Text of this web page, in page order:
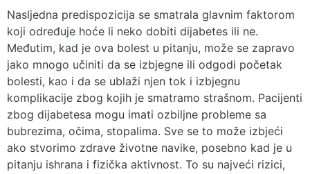
Nasljedna predispozicija se smatrala glavnim faktorom
koji određuje hoće li neko dobiti dijabetes ili ne.
Međutim, kad je ova bolest u pitanju, može se zapravo
jako mnogo učiniti da se izbjegne ili odgodi početak
bolesti, kao i da se ublaži njen tok i izbjegnu
komplikacije zbog kojih je smatramo strašnom. Pacijenti
zbog dijabetesa mogu imati ozbiljne probleme sa
bubrezima, očima, stopalima. Sve se to može izbjeći
ako stvorimo zdrave životne navike, posebno kad je u
pitanju ishrana i fizička aktivnost. To su najveći rizici,